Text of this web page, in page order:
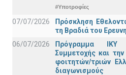
#Υποτροφίες
07/07/2026
Πρόσκληση
τη Βραδιά του
06/07/2026
Πρόγραμμα ΙΚΥ
Συμμετοχής και
φοιτητών/τριών
διαγωνισμούς